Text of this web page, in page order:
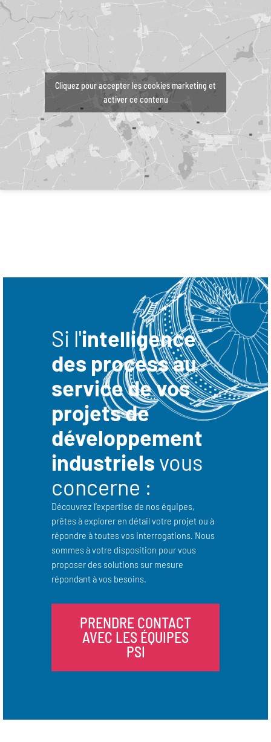
Cliquez pour accepter les cookies marketing et
activer ce contenu
Si l'intelligence
des process au
service de vos
projets de
développement
industriels vous
concerne :
Découvrez l’expertise de nos équipes,
prêtes à explorer en détail votre projet ou à
répondre à toutes vos interrogations. Nous
sommes à votre disposition pour vous
proposer des solutions sur mesure
répondant à vos besoins.
PRENDRE CONTACT
AVEC LES ÉQUIPES
PSI